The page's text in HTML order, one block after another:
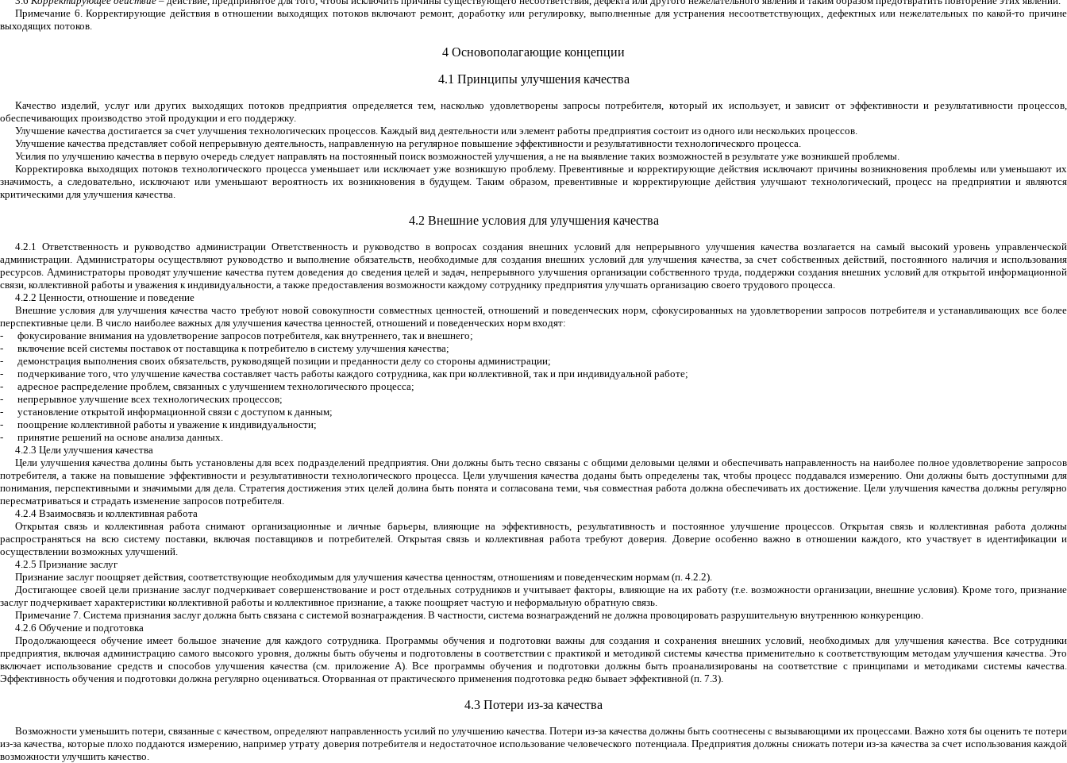
Примечание 6. Корректирующие действия в отношении выходящих потоков включают ремонт, доработку или регулировку, выполненные для устранения несоответствующих, дефектных или нежелательных по какой-то причине
выходящих потоков.
4 Основополагающие концепции
4.1 Принципы улучшения качества
Качество изделий, услуг или других выходящих потоков предприятия определяется тем, насколько удовлетворены запросы потребителя, который их использует, и зависит от эффективности и результативности процессов,
обеспечивающих производство этой продукции и его поддержку.
Улучшение качества достигается за счет улучшения технологических процессов. Каждый вид деятельности или элемент работы предприятия состоит из одного или нескольких процессов.
Улучшение качества представляет собой непрерывную деятельность, направленную на регулярное повышение эффективности и результативности технологического процесса.
Усилия по улучшению качества в первую очередь следует направлять на постоянный поиск возможностей улучшения, а не на выявление таких возможностей в результате уже возникшей проблемы.
Корректировка выходящих потоков технологического процесса уменьшает или исключает уже возникшую проблему. Превентивные и корректирующие действия исключают причины возникновения проблемы или уменьшают их
значимость, а следовательно, исключают или уменьшают вероятность их возникновения в будущем. Таким образом, превентивные и корректирующие действия улучшают технологический, процесс на предприятии и являются
критическими для улучшения качества.
4.2 Внешние условия для улучшения качества
4.2.1 Ответственность и руководство администрации Ответственность и руководство в вопросах создания внешних условий для непрерывного улучшения качества возлагается на самый высокий уровень управленческой
администрации. Администраторы осуществляют руководство и выполнение обязательств, необходимые для создания внешних условий для улучшения качества, за счет собственных действий, постоянного наличия и использования
ресурсов. Администраторы проводят улучшение качества путем доведения до сведения целей и задач, непрерывного улучшения организации собственного труда, поддержки создания внешних условий для открытой информационной
связи, коллективной работы и уважения к индивидуальности, а также предоставления возможности каждому сотруднику предприятия улучшать организацию своего трудового процесса.
4.2.2 Ценности, отношение и поведение
Внешние условия для улучшения качества часто требуют новой совокупности совместных ценностей, отношений и поведенческих норм, сфокусированных на удовлетворении запросов потребителя и устанавливающих все более
перспективные цели. В число наиболее важных для улучшения качества ценностей, отношений и поведенческих норм входят:
-
фокусирование внимания на удовлетворение запросов потребителя, как внутреннего, так и внешнего;
-
включение всей системы поставок от поставщика к потребителю в систему улучшения качества;
-
демонстрация выполнения своих обязательств, руководящей позиции и преданности делу со стороны администрации;
-
подчеркивание того, что улучшение качества составляет часть работы каждого сотрудника, как при коллективной, так и при индивидуальной работе;
-
адресное распределение проблем, связанных с улучшением технологического процесса;
-
непрерывное улучшение всех технологических процессов;
-
установление открытой информационной связи с доступом к данным;
-
поощрение коллективной работы и уважение к индивидуальности;
-
принятие решений на основе анализа данных.
4.2.3 Цели улучшения качества
Цели улучшения качества долины быть установлены для всех подразделений предприятия. Они должны быть тесно связаны с общими деловыми целями и обеспечивать направленность на наиболее полное удовлетворение запросов
потребителя, а также на повышение эффективности и результативности технологического процесса. Цели улучшения качества доданы быть определены так, чтобы процесс поддавался измерению. Они должны быть доступными для
понимания, перспективными и значимыми для дела. Стратегия достижения этих целей долина быть понята и согласована теми, чья совместная работа должна обеспечивать их достижение. Цели улучшения качества должны регулярно
пересматриваться и страдать изменение запросов потребителя.
4.2.4 Взаимосвязь и коллективная работа
Открытая связь и коллективная работа снимают организационные и личные барьеры, влияющие на эффективность, результативность и постоянное улучшение процессов. Открытая связь и коллективная работа должны
распространяться на всю систему поставки, включая поставщиков и потребителей. Открытая связь и коллективная работа требуют доверия. Доверие особенно важно в отношении каждого, кто участвует в идентификации и
осуществлении возможных улучшений.
4.2.5 Признание заслуг
Признание заслуг поощряет действия, соответствующие необходимым для улучшения качества ценностям, отношениям и поведенческим нормам (п. 4.2.2).
Достигающее своей цели признание заслуг подчеркивает совершенствование и рост отдельных сотрудников и учитывает факторы, влияющие на их работу (т.е. возможности организации, внешние условия). Кроме того, признание
заслуг подчеркивает характеристики коллективной работы и коллективное признание, а также поощряет частую и неформальную обратную связь.
Примечание 7. Система признания заслуг должна быть связана с системой вознаграждения. В частности, система вознаграждений не должна провоцировать разрушительную внутреннюю конкуренцию.
4.2.6 Обучение и подготовка
Продолжающееся обучение имеет большое значение для каждого сотрудника. Программы обучения и подготовки важны для создания и сохранения внешних условий, необходимых для улучшения качества. Все сотрудники
предприятия, включая администрацию самого высокого уровня, должны быть обучены и подготовлены в соответствии с практикой и методикой системы качества применительно к соответствующим методам улучшения качества. Это
включает использование средств и способов улучшения качества (см. приложение А). Все программы обучения и подготовки должны быть проанализированы на соответствие с принципами и методиками системы качества.
Эффективность обучения и подготовки должна регулярно оцениваться. Оторванная от практического применения подготовка редко бывает эффективной (п. 7.3).
4.3 Потери из-за качества
Возможности уменьшить потери, связанные с качеством, определяют направленность усилий по улучшению качества. Потери из-за качества должны быть соотнесены с вызывающими их процессами. Важно хотя бы оценить те потери
из-за качества, которые плохо поддаются измерению, например утрату доверия потребителя и недостаточное использование человеческого потенциала. Предприятия должны снижать потери из-за качества за счет использования каждой
возможности улучшить качество.